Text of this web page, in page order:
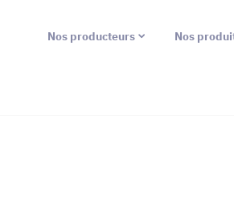
Nos producteurs Nos